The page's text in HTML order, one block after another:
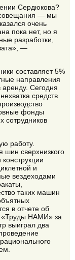
Сердюкова?
совещания — мы
очень
пока нет, но я
разработки,
—
составляет 5%
направления
Сегодня
средств
фонды
сотрудников
работу.
сверхнизкого
и
вездеходами
таких машин
в отчете об
«Труды НАМИ» за
выиграл два